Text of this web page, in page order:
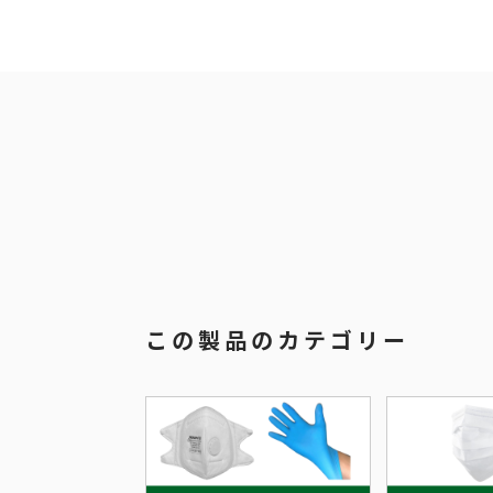
この製品のカテゴリー